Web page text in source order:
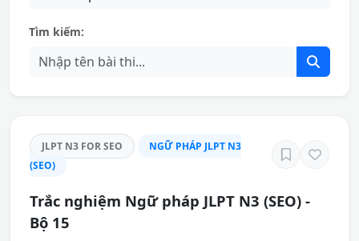
Tìm kiếm:
JLPT N3 FOR SEO
NGỮ PHÁP JLPT N3
(SEO)
Trắc nghiệm Ngữ pháp JLPT N3 (SEO) -
Bộ 15